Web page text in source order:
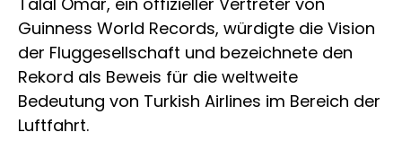
Guinness World Records, würdigte die Vision
der Fluggesellschaft und bezeichnete den
Rekord als Beweis für die weltweite
Bedeutung von Turkish Airlines im Bereich der
Luftfahrt.